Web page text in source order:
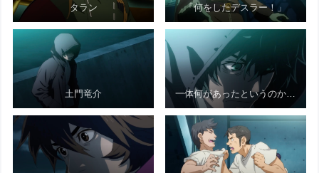
タラン 「何をしたデスラー！」
土門竜介 一体何があったというのか…